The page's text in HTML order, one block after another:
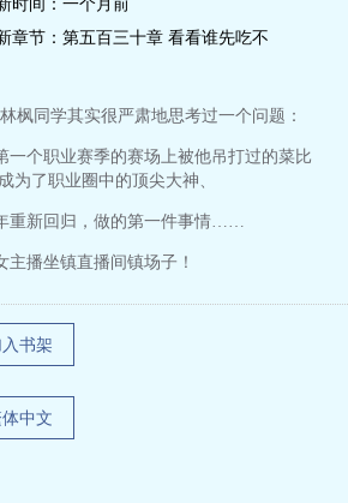
时间：一个月前
章节： 第五百三十章 看看谁先吃不
枫同学其实很严肃地思考过一个问题：
个职业赛季的赛场上被他吊打过的菜比
为了职业圈中的顶尖大神、
新回归，做的第一件事情……
播坐镇直播间镇场子！
入书架
中文